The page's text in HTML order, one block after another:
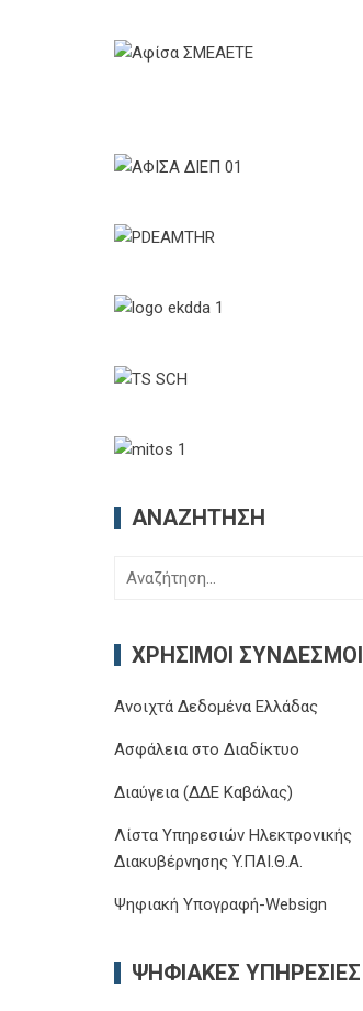
ΑΝΑΖΉΤΗΣΗ
Αναζήτηση
ΧΡΉΣΙΜΟΙ ΣΎΝΔΕΣΜΟΙ
Ανοιχτά Δεδομένα Ελλάδας
Ασφάλεια στο Διαδίκτυο
Διαύγεια (ΔΔΕ Καβάλας)
Λίστα Υπηρεσιών Ηλεκτρονικής
Διακυβέρνησης Y.ΠΑΙ.Θ.Α.
Ψηφιακή Υπογραφή-Websign
ΨΗΦΙΑΚΈΣ ΥΠΗΡΕΣΊΕΣ